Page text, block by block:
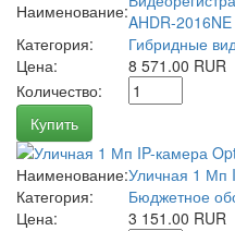
Наименование:AHDR-2016NE
Категория:
Гибридные
Цена:
8 571.00 RUR
Количество:
Купить
Наименование:Уличная 1 Мп
Категория:
Бюджетное
Цена:
3 151.00 RUR